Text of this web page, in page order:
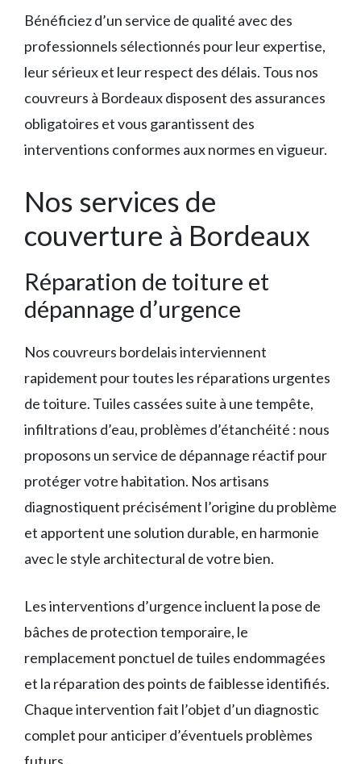
Bénéficiez d’un service de qualité avec des
professionnels sélectionnés pour leur expertise,
leur sérieux et leur respect des délais. Tous nos
couvreurs à Bordeaux disposent des assurances
obligatoires et vous garantissent des
interventions conformes aux normes en vigueur.
Nos services de
couverture à Bordeaux
Réparation de toiture et
dépannage d’urgence
Nos couvreurs bordelais interviennent
rapidement pour toutes les réparations urgentes
de toiture. Tuiles cassées suite à une tempête,
infiltrations d’eau, problèmes d’étanchéité : nous
proposons un service de dépannage réactif pour
protéger votre habitation. Nos artisans
diagnostiquent précisément l’origine du problème
et apportent une solution durable, en harmonie
avec le style architectural de votre bien.
Les interventions d’urgence incluent la pose de
bâches de protection temporaire, le
remplacement ponctuel de tuiles endommagées
et la réparation des points de faiblesse identifiés.
Chaque intervention fait l’objet d’un diagnostic
complet pour anticiper d’éventuels problèmes